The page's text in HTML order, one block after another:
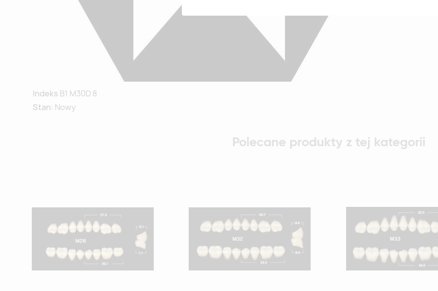
Indeks B1 M30D 8
Stan: Nowy
Polecane produkty z tej kategorii